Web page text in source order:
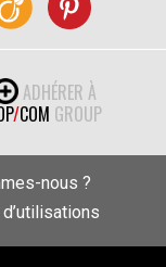
ADHÉRER À
/COM GROUP
nous ?